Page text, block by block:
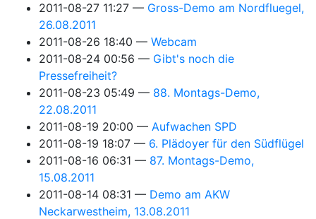
2011-08-27 11:27
Gross-Demo am Nordfluegel,
26.08.2011
2011-08-26 18:40
Webcam
2011-08-24 00:56
Gibt's noch die
Pressefreiheit?
2011-08-23 05:49
88. Montags-Demo,
22.08.2011
2011-08-19 20:00
Aufwachen SPD
2011-08-19 18:07
6. Plädoyer für den Südflügel
2011-08-16 06:31
87. Montags-Demo,
15.08.2011
2011-08-14 08:31
Demo am AKW
Neckarwestheim, 13.08.2011